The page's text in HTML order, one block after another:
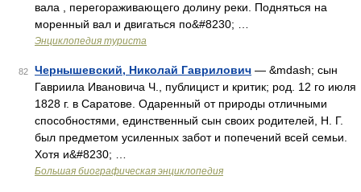
вала , перегораживающего долину реки. Подняться на
моренный вал и двигаться по&#8230; …
Энциклопедия туриста
82 Чернышевский, Николай Гаврилович — &mdash; сын
Гавриила Ивановича Ч., публицист и критик; род. 12 го июля
1828 г. в Саратове. Одаренный от природы отличными
способностями, единственный сын своих родителей, Н. Г.
был предметом усиленных забот и попечений всей семьи.
Хотя и&#8230; …
Большая биографическая энциклопедия